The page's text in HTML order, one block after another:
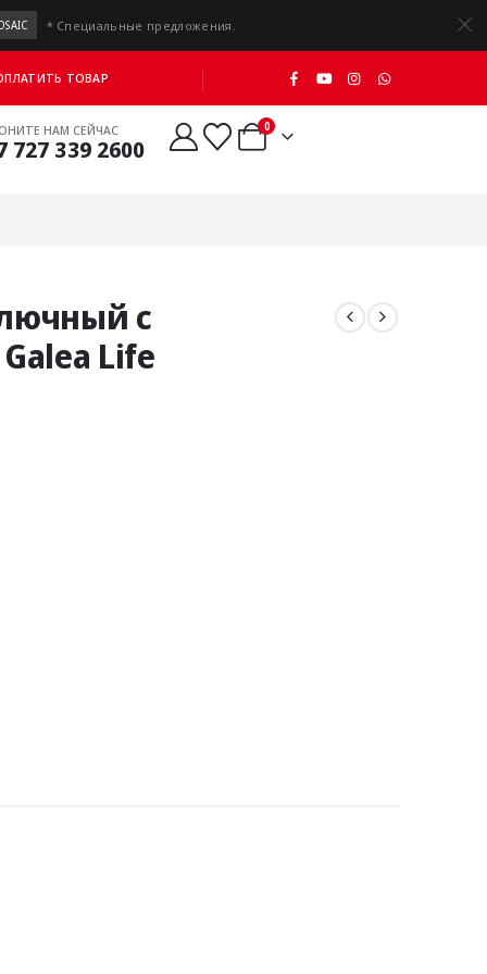
* Специальные предложения.
ТОВАР
НАМ СЕЙЧАС
727 339 2600
0
с
Life